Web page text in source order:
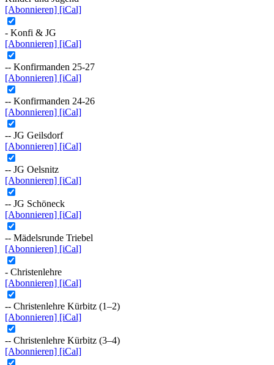
[Abonnieren] [iCal]
- Konfi & JG
[Abonnieren] [iCal]
-- Konfirmanden 25-27
[Abonnieren] [iCal]
-- Konfirmanden 24-26
[Abonnieren] [iCal]
-- JG Geilsdorf
[Abonnieren] [iCal]
-- JG Oelsnitz
[Abonnieren] [iCal]
-- JG Schöneck
[Abonnieren] [iCal]
-- Mädelsrunde Triebel
[Abonnieren] [iCal]
- Christenlehre
[Abonnieren] [iCal]
-- Christenlehre Kürbitz (1–2)
[Abonnieren] [iCal]
-- Christenlehre Kürbitz (3–4)
[Abonnieren] [iCal]